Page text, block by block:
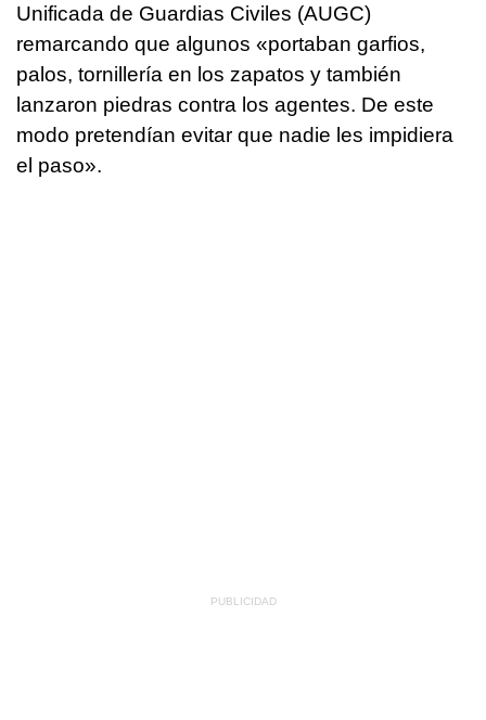
Unificada de Guardias Civiles (AUGC)
remarcando que algunos «portaban garfios,
palos, tornillería en los zapatos y también
lanzaron piedras contra los agentes. De este
modo pretendían evitar que nadie les impidiera
el paso».